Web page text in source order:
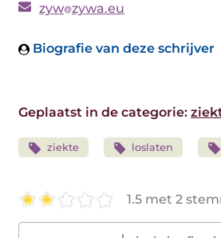
zyw zywa.eu
Biografie van deze schrijver
Geplaatst in de categorie:
ziekte loslaten
1.5 met 2